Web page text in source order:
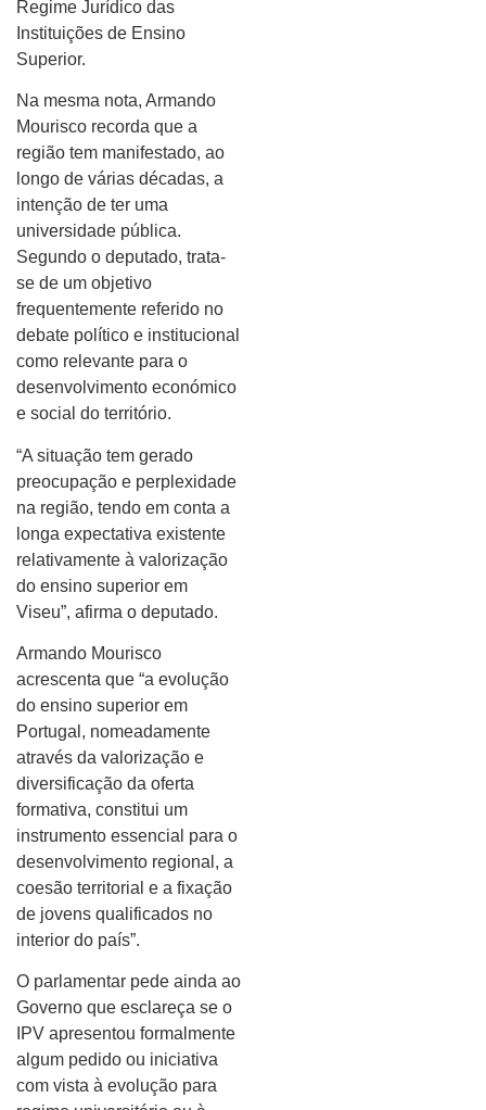
Regime Jurídico das
Instituições de Ensino
Superior.
Na mesma nota, Armando
Mourisco recorda que a
região tem manifestado, ao
longo de várias décadas, a
intenção de ter uma
universidade pública.
Segundo o deputado, trata-
se de um objetivo
frequentemente referido no
debate político e institucional
como relevante para o
desenvolvimento económico
e social do território.
“A situação tem gerado
preocupação e perplexidade
na região, tendo em conta a
longa expectativa existente
relativamente à valorização
do ensino superior em
Viseu”, afirma o deputado.
Armando Mourisco
acrescenta que “a evolução
do ensino superior em
Portugal, nomeadamente
através da valorização e
diversificação da oferta
formativa, constitui um
instrumento essencial para o
desenvolvimento regional, a
coesão territorial e a fixação
de jovens qualificados no
interior do país”.
O parlamentar pede ainda ao
Governo que esclareça se o
IPV apresentou formalmente
algum pedido ou iniciativa
com vista à evolução para